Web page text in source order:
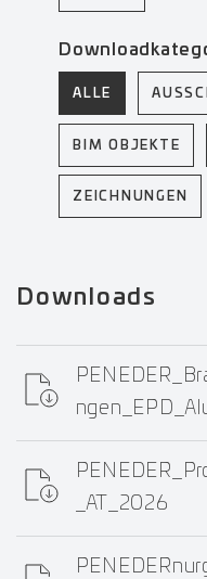
ALLE
BIM OBJEKTE
ZEICHNUNGEN
Downloads
_AT_2026